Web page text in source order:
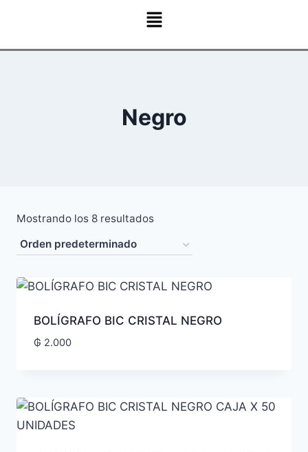
Negro
Mostrando los 8 resultados
BOLÍGRAFO BIC CRISTAL NEGRO
₲ 2.000